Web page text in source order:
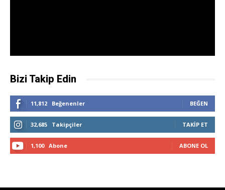
Bizi Takip Edin
11,812 Beğenenler BEĞEN
32,685 Takipçiler TAKIP ET
1,100 Abone ABONE OL